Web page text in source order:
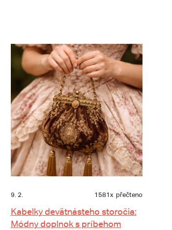
9. 2. 1581x přečteno
Kabelky devätnásteho storočia:
Módny doplnok s príbehom